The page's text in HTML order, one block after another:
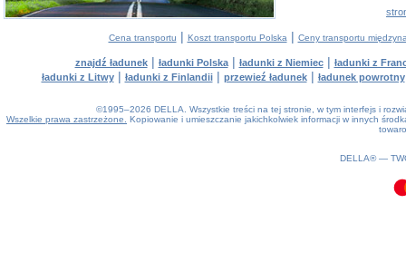
Cena transportu | Koszt transportu Polska | Ceny transportu
znajdź ładunek| ładunki Polska| ładunki z Niemiec| ładunki z
ładunki z Litwy| ładunki z Finlandii| przewieź ładunek| ładunek powrotny
©1995–2026 DELLA. Wszystkie treści na tej stronie, w tym interfejs i
Wszelkie prawa zastrzeżone.
Kopiowanie i umieszczanie jakichkolwiek informacji w innych
DELLA® —